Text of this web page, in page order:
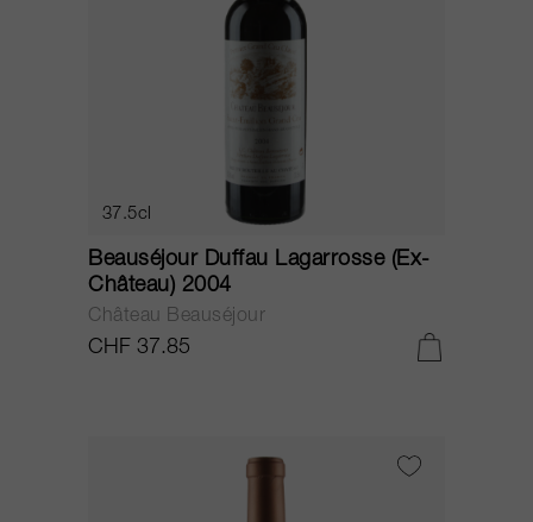
37.5cl
Beauséjour Duffau Lagarrosse (Ex-
Château) 2004
Château Beauséjour
CHF 37.85